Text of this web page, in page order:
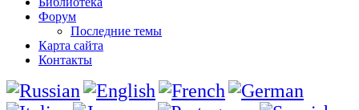
Форум
Последние темы
Карта сайта
Контакты